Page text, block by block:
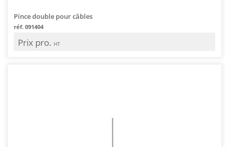
Pince double pour câbles
réf. 091404
Prix pro. HT